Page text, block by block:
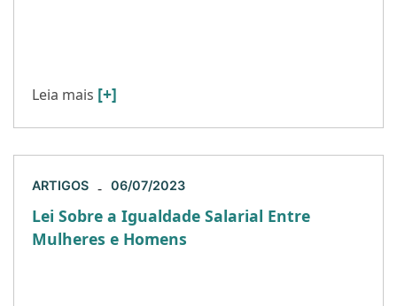
Leia mais [+]
ARTIGOS - 06/07/2023
Lei Sobre a Igualdade Salarial Entre
Mulheres e Homens